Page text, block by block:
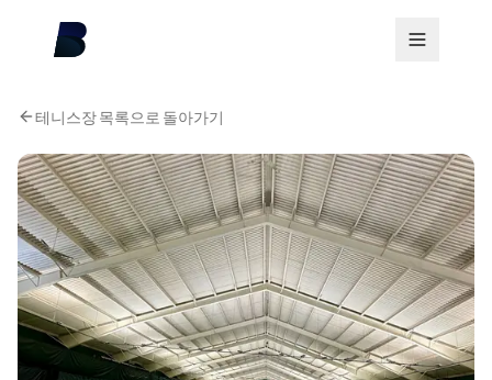
테니스장 목록으로 돌아가기